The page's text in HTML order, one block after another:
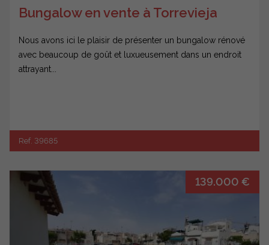
Bungalow en vente à Torrevieja
Nous avons ici le plaisir de présenter un bungalow rénové
avec beaucoup de goût et luxueusement dans un endroit
attrayant...
Ref. 39685
139.000 €